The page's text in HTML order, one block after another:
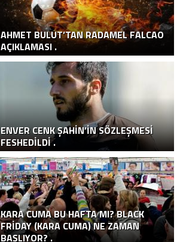
AHMET BULUT’TAN RADAMEL FALCAO
AÇIKLAMASI .
ENVER CENK ŞAHIN’IN SÖZLEŞMESI
FESHEDILDI .
KARA CUMA BU HAFTA MI? BLACK
FRIDAY (KARA CUMA) NE ZAMAN
BAŞLIYOR? .